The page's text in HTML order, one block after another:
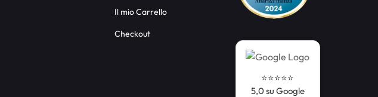
Il mio Carrello
Checkout
⭐️⭐️⭐️⭐️⭐️
5,0 su Google